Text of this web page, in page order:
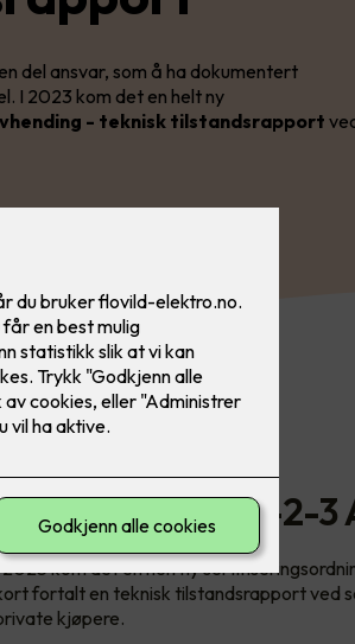
del ansvar, som å ha dokumentert
I 2023 kom det en helt ny
- teknisk tilstandsrapport
er NEK 405-2-3
2023 kom det en helt ny
fortalt en teknisk tilstandsrapport ved
kjøpere.